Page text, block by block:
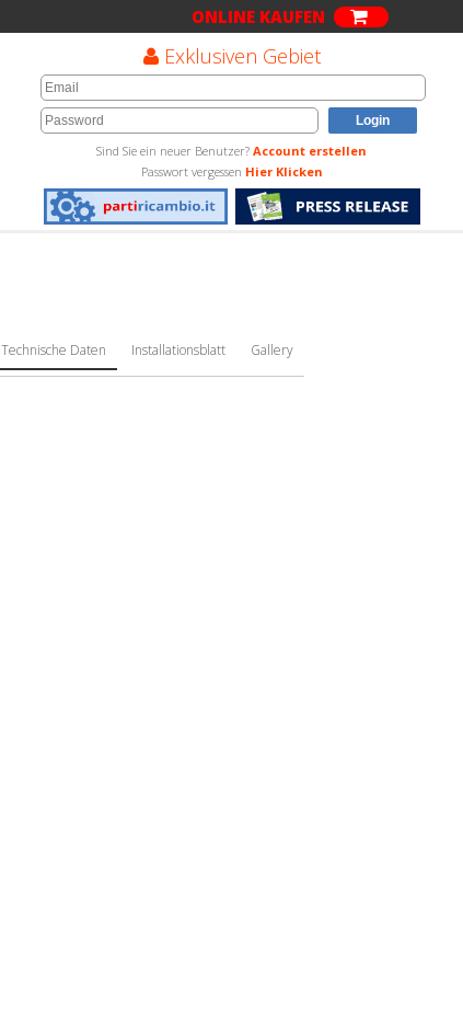
ONLINE KAUFEN
Exklusiven Gebiet
Sind Sie ein neuer Benutzer?Account erstellen
Passwort vergessen Hier Klicken
Technische Daten Installationsblatt Gallery